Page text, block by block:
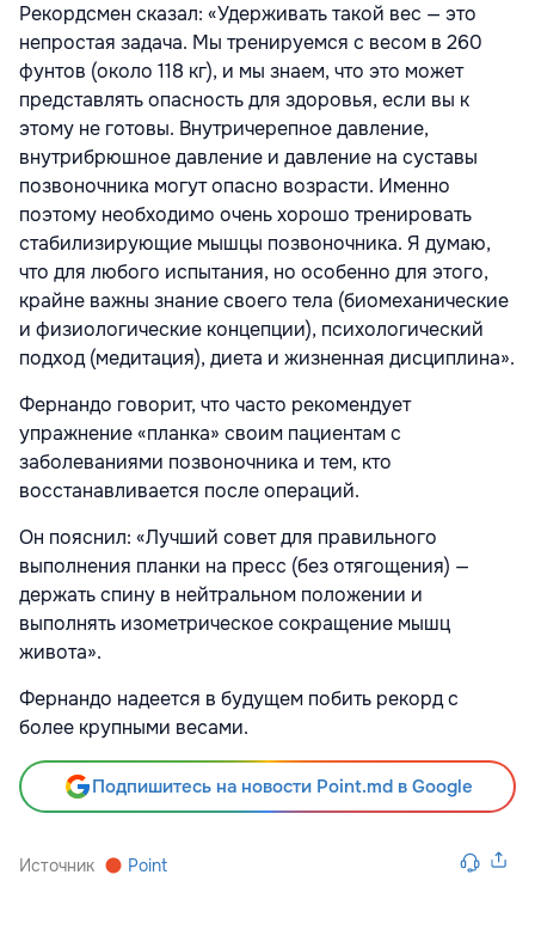
Рекордсмен сказал: «Удерживать такой вес — это
непростая задача. Мы тренируемся с весом в 260
фунтов (около 118 кг), и мы знаем, что это может
представлять опасность для здоровья, если вы к
этому не готовы. Внутричерепное давление,
внутрибрюшное давление и давление на суставы
позвоночника могут опасно возрасти. Именно
поэтому необходимо очень хорошо тренировать
стабилизирующие мышцы позвоночника. Я думаю,
что для любого испытания, но особенно для этого,
крайне важны знание своего тела (биомеханические
и физиологические концепции), психологический
подход (медитация), диета и жизненная дисциплина».
Фернандо говорит, что часто рекомендует
упражнение «планка» своим пациентам с
заболеваниями позвоночника и тем, кто
восстанавливается после операций.
Он пояснил: «Лучший совет для правильного
выполнения планки на пресс (без отягощения) —
держать спину в нейтральном положении и
выполнять изометрическое сокращение мышц
живота».
Фернандо надеется в будущем побить рекорд с
более крупными весами.
Подпишитесь на новости Point.md в Google
Источник Point